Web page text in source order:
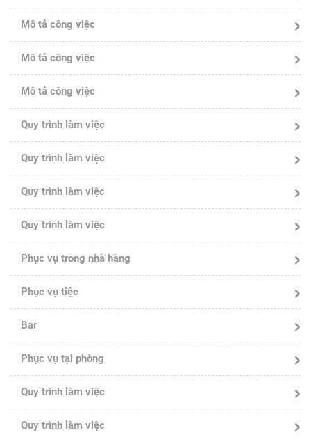
Mô tả công việc
Mô tả công việc
Mô tả công việc
Quy trình làm việc
Quy trình làm việc
Quy trình làm việc
Quy trình làm việc
Phục vụ trong nhà hàng
Phục vụ tiệc
Bar
Phục vụ tại phòng
Quy trình làm việc
Quy trình làm việc